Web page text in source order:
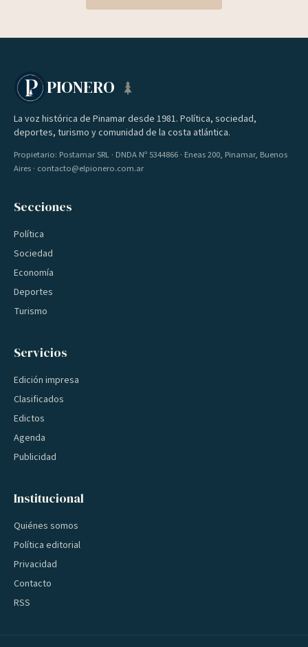
PIONERO
La voz histórica de Pinamar desde 1981. Política, sociedad,
deportes, turismo y comunidad de la costa atlántica.
Propietario: Postamar SRL · DNDA Nº 5344866 · Eneas 200, Pinamar, Buenos
Aires · contacto@elpionero.com.ar
Secciones
Política
Sociedad
Economía
Deportes
Turismo
Servicios
Edición impresa
Clasificados
Edictos
Agenda
Publicidad
Institucional
Quiénes somos
Política editorial
Privacidad
Contacto
RSS